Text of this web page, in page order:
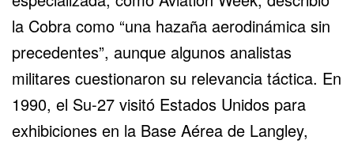
la Cobra como “una hazaña aerodinámica sin
precedentes”, aunque algunos analistas
militares cuestionaron su relevancia táctica. En
1990, el Su-27 visitó Estados Unidos para
exhibiciones en la Base Aérea de Langley,